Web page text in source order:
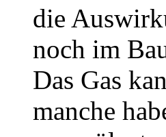
die
noch im
Das Gas
manche